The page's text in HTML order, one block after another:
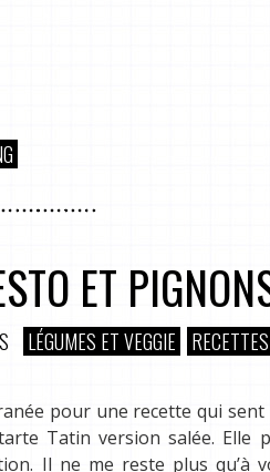
ET
LÉGUMES ET VEGGIE RECETTES
pour une recette qui
Tatin version salée. Elle
Il ne me reste plus qu’à